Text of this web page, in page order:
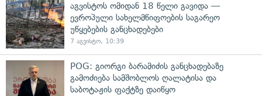
აგვისტოს ომიდან 18 წელი გავიდა —
ევროპული სახელმწიფოების საგარეო
უწყებების განცხადებები
7 აგვისტო, 10:39
POG: გიორგი ბარამიძის განცხადებაზე
გამოძიება სამშობლოს ღალატისა და
საბოტაჟის ფაქტზე დაიწყო